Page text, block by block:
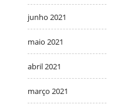
junho 2021
maio 2021
abril 2021
março 2021